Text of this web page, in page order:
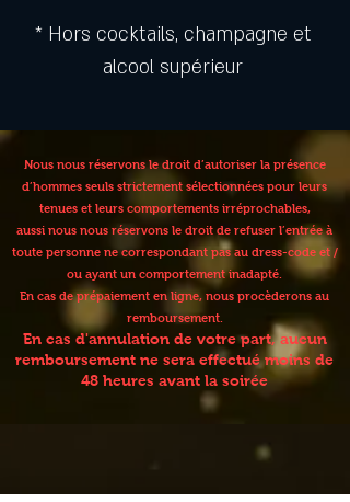
* Hors cocktails, champagne et
alcool supérieur
Nous nous réservons le droit d’autoriser la présence
d’hommes seuls strictement sélectionnées pour leurs
tenues et leurs comportements irréprochables,
aussi nous nous réservons le droit de refuser l’entrée à
toute personne ne correspondant pas au dress-code et /
ou ayant un comportement inadapté.
En cas de prépaiement en ligne, nous procèderons au
remboursement.
En cas d'annulation de votre part, aucun
remboursement ne sera effectué moins de
48 heures avant la soirée